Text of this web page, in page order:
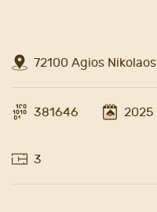
72100 Agios Nikolaos
381646 2025
3